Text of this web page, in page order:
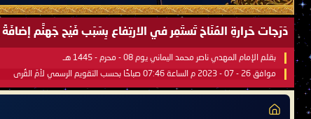
دَرَجات حَرارةِ المُنَاخ تَستَمِر في الارتِفاع بِسَبَب فَيْح جَهنَّم
بقلم الإمام المهدي ناصر محمد اليماني يوم 08 - محرم - 1445 هـ
موافق 26 - 07 - 2023 م الساعة 07:46 صباحًا بحسب التقويم الرسمي لأمّ القُرى